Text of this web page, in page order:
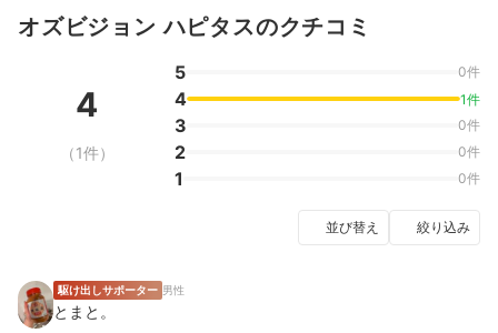
オズビジョン ハピタスのクチコミ
4
（1件）
5 0件
4 1件
3 0件
2 0件
1 0件
並び替え 絞り込み
駆け出しサポーター 男性
とまと。